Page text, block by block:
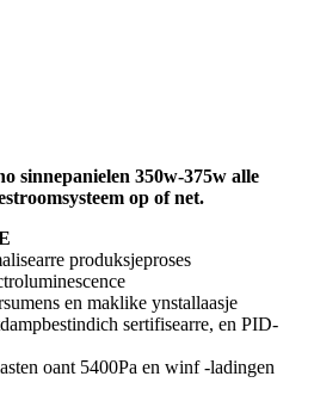
sinnepanielen 350w-375w alle
op of net.
produksjeproses
en maklike ynstallaasje
sertifisearre, en PID-
oant 5400Pa en winf -ladingen